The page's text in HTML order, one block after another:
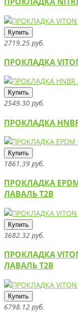
Купить
2719.25 руб.
ПРОКЛАДКА
Купить
2549.30 руб.
ПРОКЛАДКА
Купить
1861.39 руб.
ПРОКЛАДКА
ЛАВАЛЬ T2B
Купить
3682.32 руб.
ПРОКЛАДКА
ЛАВАЛЬ T2B
Купить
6798.12 руб.